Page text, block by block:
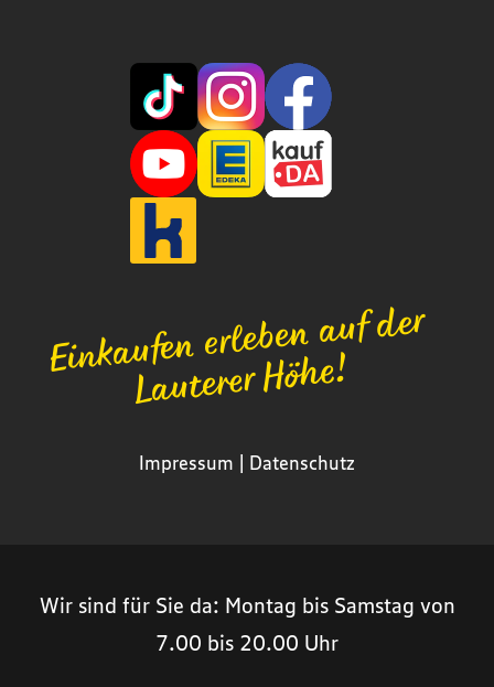
Einkaufen erleben auf der
Lauterer Höhe!
Impressum | Datenschutz
Wir sind für Sie da: Montag bis Samstag von
7.00 bis 20.00 Uhr